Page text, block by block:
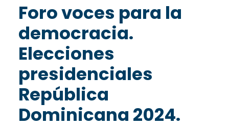
Foro voces para la
democracia.
Elecciones
presidenciales
República
Dominicana 2024.